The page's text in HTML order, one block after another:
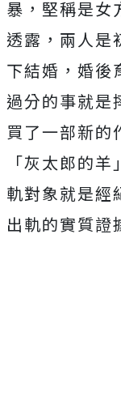
暴，堅稱是女
透露，兩人是
下結婚，婚後
過分的事就是
買了一部新的
「灰太郎的
軌對象就是經
出軌的實質證